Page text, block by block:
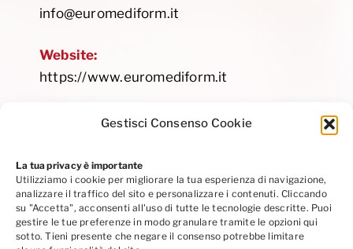
Gestisci Consenso Cookie
La tua privacy è importante
Utilizziamo i cookie per migliorare la tua esperienza di navigazione,
analizzare il traffico del sito e personalizzare i contenuti. Cliccando
su "Accetta", acconsenti all'uso di tutte le tecnologie descritte. Puoi
gestire le tue preferenze in modo granulare tramite le opzioni qui
sotto. Tieni presente che negare il consenso potrebbe limitare
info@euromediform.it
Website:
https://www.euromediform.it
Privacy Policy|Cookie Policy|Codice Etico
Seguici su Linkedin